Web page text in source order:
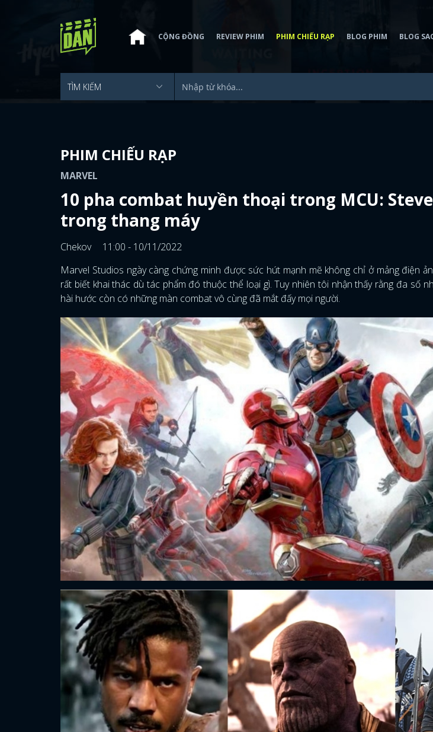
CỘNG ĐỒNG REVIEW PHIM PHIM CHIẾU RẠP BLOG PHIM BLOG
PHIM CHIẾU RẠP
MARVEL
10 pha combat huyền thoại trong MCU:
trong thang máy
Chekov
11:00 - 10/11/2022
Marvel Studios ngày càng chứng minh được sức hút mạnh mẽ không chỉ ở mảng điện
rất biết khai thác dù tác phẩm đó thuộc thể loại gì. Tuy nhiên tôi nhận thấy rằng đa số
hài hước còn có những màn combat vô cùng đã mắt đấy mọi người.